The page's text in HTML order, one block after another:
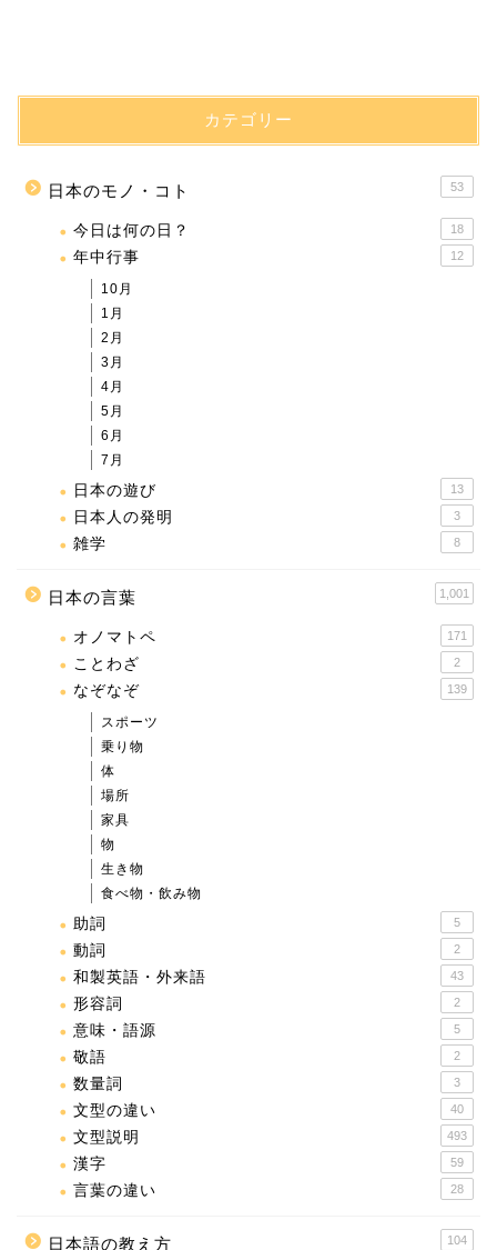
カテゴリー
日本のモノ・コト 53
今日は何の日？ 18
年中行事 12
10月
1月
2月
3月
4月
5月
6月
7月
日本の遊び 13
日本人の発明 3
雑学 8
日本の言葉 1,001
オノマトペ 171
ことわざ 2
なぞなぞ 139
スポーツ
乗り物
体
場所
家具
物
生き物
食べ物・飲み物
助詞 5
動詞 2
和製英語・外来語 43
形容詞 2
意味・語源 5
敬語 2
数量詞 3
文型の違い 40
文型説明 493
漢字 59
言葉の違い 28
日本語の教え方 104